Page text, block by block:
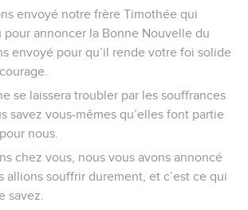
envoyé notre frère Timothée qui
pour annoncer la Bonne Nouvelle du
envoyé pour qu’il rende votre foi solide
se laissera troubler par les souffrances
savez vous-mêmes qu’elles font partie
nous.
chez vous, nous vous avons annoncé
allions souffrir durement, et c’est ce qui
savez.